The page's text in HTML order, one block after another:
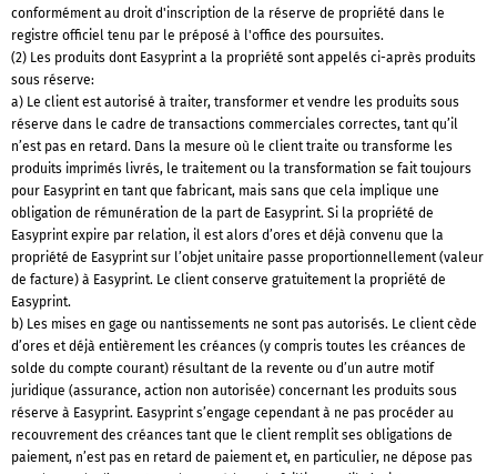
conformément au droit d'inscription de la réserve de propriété dans le
registre officiel tenu par le préposé à l'office des poursuites.
(2) Les produits dont Easyprint a la propriété sont appelés ci-après produits
sous réserve:
a) Le client est autorisé à traiter, transformer et vendre les produits sous
réserve dans le cadre de transactions commerciales correctes, tant qu’il
n’est pas en retard. Dans la mesure où le client traite ou transforme les
produits imprimés livrés, le traitement ou la transformation se fait toujours
pour Easyprint en tant que fabricant, mais sans que cela implique une
obligation de rémunération de la part de Easyprint. Si la propriété de
Easyprint expire par relation, il est alors d’ores et déjà convenu que la
propriété de Easyprint sur l’objet unitaire passe proportionnellement (valeur
de facture) à Easyprint. Le client conserve gratuitement la propriété de
Easyprint.
b) Les mises en gage ou nantissements ne sont pas autorisés. Le client cède
d’ores et déjà entièrement les créances (y compris toutes les créances de
solde du compte courant) résultant de la revente ou d’un autre motif
juridique (assurance, action non autorisée) concernant les produits sous
réserve à Easyprint. Easyprint s’engage cependant à ne pas procéder au
recouvrement des créances tant que le client remplit ses obligations de
paiement, n’est pas en retard de paiement et, en particulier, ne dépose pas